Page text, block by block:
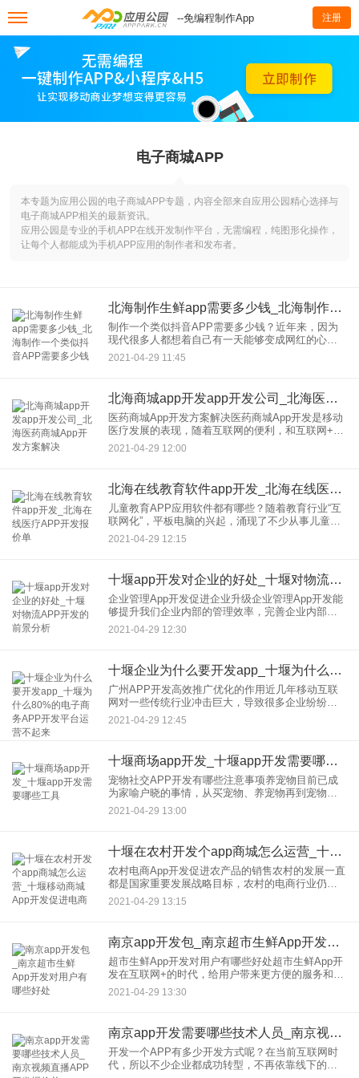
--免编程制作App 注册
电子商城APP
本专题为应用公园的电子商城APP专题，内容全部来自应用公园精心选择与
电子商城APP相关的最新资讯。
应用公园是专业的手机APP在线开发制作平台，无需编程，纯图形化操作，
让每个人都能成为手机APP应用的制作者和发布者。
北海制作生鲜app需要多少钱_北海制作一个类似抖音APP需要多少钱
制作一个类似抖音APP需要多少钱？近年来，因为
现代很多人都想着自己有一天能够变成网红的心。
那为什么只有抖音在中国新生代普通人中火了起
来？成功的关键依然在于，你是否尊重普通人的表
2021-04-29 11:45
北海商城app开发app开发公司_北海医药商城App开发方案解决
医药商城App开发方案解决医药商城App开发是移动
医疗发展的表现，随着互联网的便利，和互联网+的
理念深入人心，医疗事业也在向互联网得方向发
展。我们可以在网上看到网上有在线医疗、在线问
2021-04-29 12:00
北海在线教育软件app开发_北海在线医疗APP开发报价单
儿童教育APP应用软件都有哪些？随着教育行业“互
联网化”，平板电脑的兴起，涌现了不少从事儿童教
育软件的企业，关注儿童教育与移动互联网结合的
商机，那么，关于儿童教育APP，都有哪些应用软
2021-04-29 12:15
十堰app开发对企业的好处_十堰对物流APP开发的前景分析
企业管理App开发促进企业升级企业管理App开发能
够提升我们企业内部的管理效率，完善企业内部的
管理机制，为大家提供一个系统的，规范的管理平
台。对于企业来说，一个好的企业管理App开发对企
2021-04-29 12:30
十堰企业为什么要开发app_十堰为什么80%的电子商务APP开发平台运营不起来
广州APP开发高效推广优化的作用近几年移动互联
网对一些传统行业冲击巨大，导致很多企业纷纷涉
足互联网做起了APP定制开发，但是却始终做不
好，这是为什么呢？ 很多人不明白到底问题处在了
2021-04-29 12:45
十堰商场app开发_十堰app开发需要哪些工具
宠物社交APP开发有哪些注意事项养宠物目前已成
为家喻户晓的事情，从买宠物、养宠物再到宠物社
交，如何发掘其中的商机成为宠物电商需要考虑的
问题，实现的宠物电商的新运营模式，符合未来的
2021-04-29 13:00
十堰在农村开发个app商城怎么运营_十堰移动商城App开发促进电商
农村电商App开发促进农产品的销售农村的发展一直
都是国家重要发展战略目标，农村的电商行业仍存
在着巨大的发展的潜力。农村电商App开发是未来的
农业的发展的趋势，也是解决农村的经济落后，发
2021-04-29 13:15
南京app开发包_南京超市生鲜App开发对用户有哪些好处
超市生鲜App开发对用户有哪些好处超市生鲜App开
发在互联网+的时代，给用户带来更方便的服务和体
验。随着移动购物的便捷，消费者更倾向于互联网
购物这样的方式。生鲜作为我们日常生活中的消费
2021-04-29 13:30
南京app开发需要哪些技术人员_南京视频直播APP开发报价单
开发一个APP有多少开发方式呢？在当前互联网时
代，所以不少企业都成功转型，不再依靠线下的经